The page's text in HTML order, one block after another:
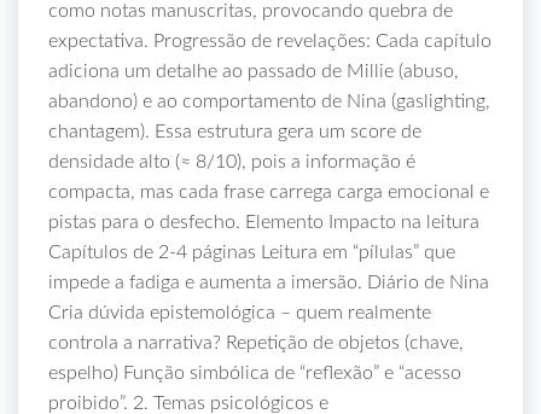
como notas manuscritas, provocando quebra de
expectativa. Progressão de revelações: Cada capítulo
adiciona um detalhe ao passado de Millie (abuso,
abandono) e ao comportamento de Nina (gaslighting,
chantagem). Essa estrutura gera um score de
densidade alto (≈ 8/10), pois a informação é
compacta, mas cada frase carrega carga emocional e
pistas para o desfecho. Elemento Impacto na leitura
Capítulos de 2‑4 páginas Leitura em “pílulas” que
impede a fadiga e aumenta a imersão. Diário de Nina
Cria dúvida epistemológica – quem realmente
controla a narrativa? Repetição de objetos (chave,
espelho) Função simbólica de “reflexão” e “acesso
proibido”. 2. Temas psicológicos e